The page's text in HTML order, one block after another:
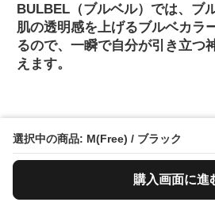
選択中の商品: M(Free) / ブラック
購入画面に進
BULBEL（ブルベル）では、ブ
肌の透明感を上げるブルベカラ
るので、一瞬で自分が引き立つ
えます。
関するファッション、コスメ、
悩みコンテンツを約1,000以上